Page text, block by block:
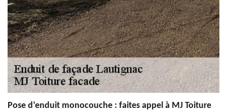
Pose d’enduit monocouche : faites appel à MJ Toiture